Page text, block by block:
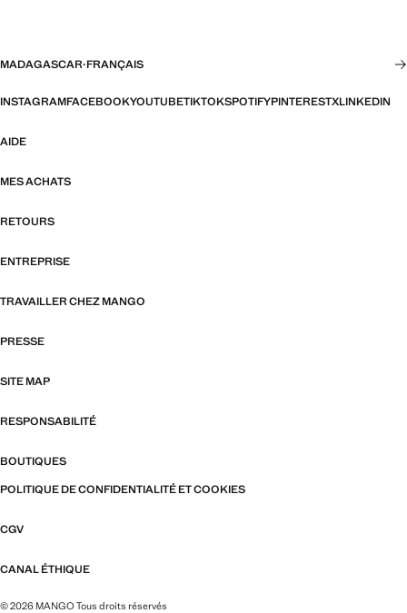
MADAGASCAR·FRANÇAIS
INSTAGRAMFACEBOOKYOUTUBETIKTOKSPOTIFYPINTERESTXLINKEDIN
AIDE
MES ACHATS
RETOURS
ENTREPRISE
TRAVAILLER CHEZ MANGO
PRESSE
SITE MAP
RESPONSABILITÉ
BOUTIQUES
POLITIQUE DE CONFIDENTIALITÉ ET COOKIES
CGV
CANAL ÉTHIQUE
© 2026 MANGO Tous droits réservés